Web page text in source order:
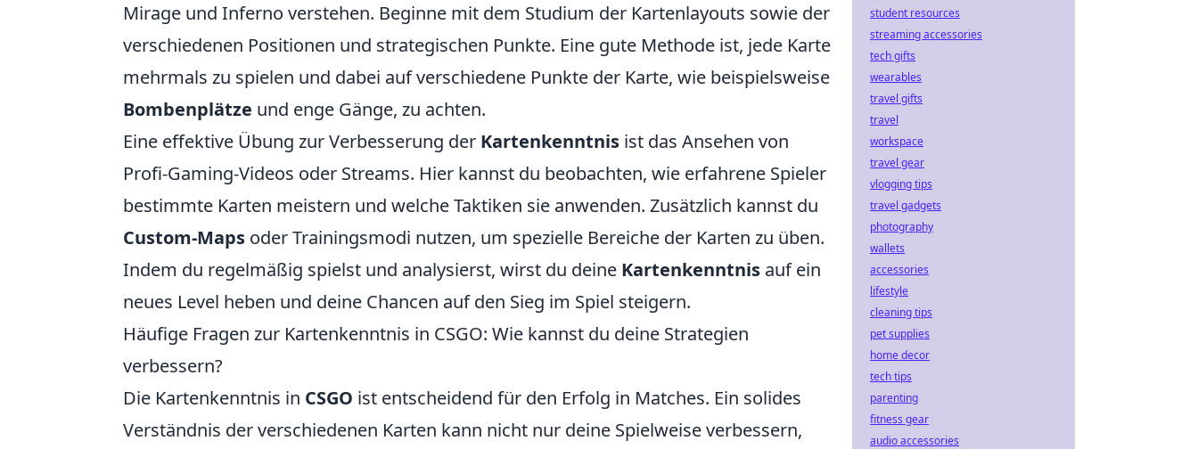
Mirage und Inferno verstehen. Beginne mit dem Studium der Kartenlayouts sowie der
verschiedenen Positionen und strategischen Punkte. Eine gute Methode ist, jede Karte
mehrmals zu spielen und dabei auf verschiedene Punkte der Karte, wie beispielsweise
Bombenplätze und enge Gänge, zu achten.
Eine effektive Übung zur Verbesserung der Kartenkenntnis ist das Ansehen von
Profi-Gaming-Videos oder Streams. Hier kannst du beobachten, wie erfahrene Spieler
bestimmte Karten meistern und welche Taktiken sie anwenden. Zusätzlich kannst du
Custom-Maps oder Trainingsmodi nutzen, um spezielle Bereiche der Karten zu üben.
Indem du regelmäßig spielst und analysierst, wirst du deine Kartenkenntnis auf ein
neues Level heben und deine Chancen auf den Sieg im Spiel steigern.
Häufige Fragen zur Kartenkenntnis in CSGO: Wie kannst du deine Strategien
verbessern?
Die Kartenkenntnis in CSGO ist entscheidend für den Erfolg in Matches. Ein solides
Verständnis der verschiedenen Karten kann nicht nur deine Spielweise verbessern,
student resources
streaming accessories
tech gifts
wearables
travel gifts
travel
workspace
travel gear
vlogging tips
travel gadgets
photography
wallets
accessories
lifestyle
cleaning tips
pet supplies
home decor
tech tips
parenting
fitness gear
audio accessories